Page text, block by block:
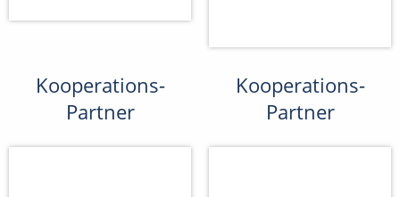
Kooperations-
Partner
Kooperations-
Partner